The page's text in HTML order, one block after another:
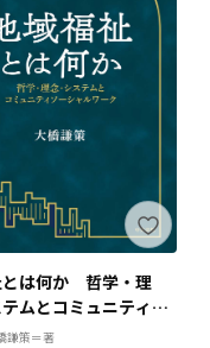
とは何か 哲学・理
ムとコミュニティソ
ーク
謙策＝著